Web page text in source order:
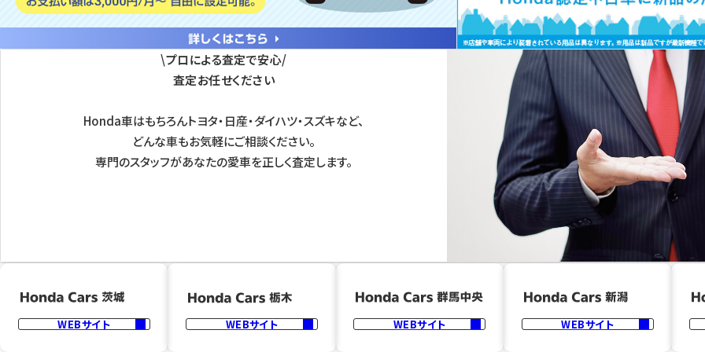
プロによる査定で安心
査定お任せください
Honda車はもちろんトヨタ・日産・ダイハツ・スズキなど、
どんな車もお気軽にご相談ください。
専門のスタッフがあなたの愛車を正しく査定します。
WEBサイト WEBサイト WEBサイト WEBサイト